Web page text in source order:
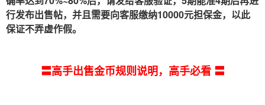
行发布出售帖，并且需要向客服缴纳10000元担保金，以此
保证不弄虚作假。
〓高手出售金币规则说明，高手必看 〓